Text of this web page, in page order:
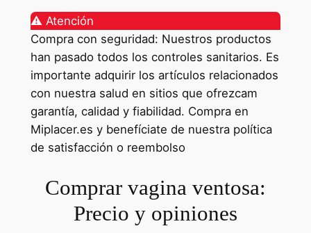
⚠️ Atención
Compra con seguridad: Nuestros productos
han pasado todos los controles sanitarios. Es
importante adquirir los artículos relacionados
con nuestra salud en sitios que ofrezcam
garantía, calidad y fiabilidad. Compra en
Miplacer.es y benefíciate de nuestra política
de satisfacción o reembolso
Comprar vagina ventosa:
Precio y opiniones